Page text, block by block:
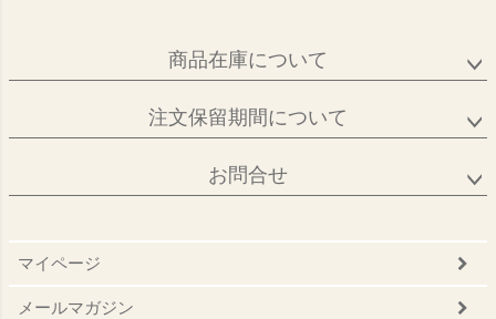
商品在庫について
注文保留期間について
お問合せ
マイページ
メールマガジン